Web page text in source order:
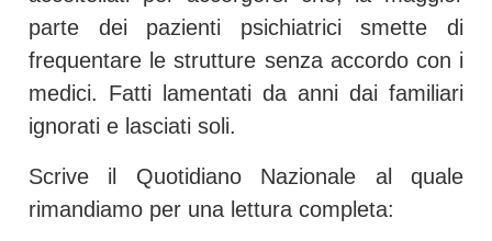
parte dei pazienti psichiatrici smette di
frequentare le strutture senza accordo con i
medici. Fatti lamentati da anni dai familiari
ignorati e lasciati soli.
Scrive il Quotidiano Nazionale al quale
rimandiamo per una lettura completa: